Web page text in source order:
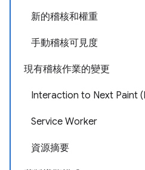
新的稽核和權重
手動稽核可見度
現有稽核作業的變更
Interaction to Next Paint
Service Worker
資源摘要